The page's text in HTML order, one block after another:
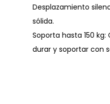
Desplazamiento
sólida.
Soporta hasta 150
durar y soportar con